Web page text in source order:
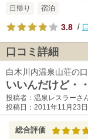
日帰り 宿泊
3.8 /
口コミ詳細
白木川内温泉山荘の口
いいんだけど・
投稿者：温泉レスラーさ
投稿日：2011年11月23
総合評価